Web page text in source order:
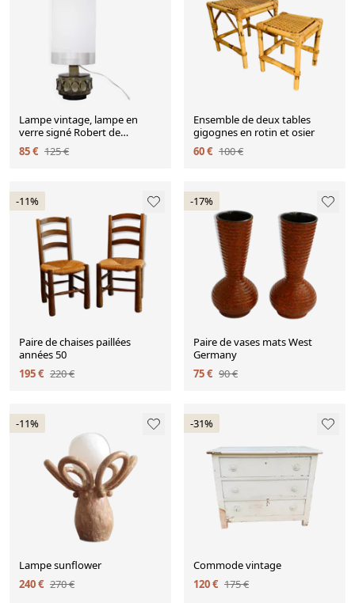
Lampe vintage, lampe en
verre signé Robert de
Schuytener, lampe de chevet,
lampe à poser
85 € 125 €
Ensemble de deux tables
gigognes en rotin et osier
60 € 100 €
-11%
Paire de chaises paillées
années 50
195 € 220 €
-17%
Paire de vases mats West
Germany
75 € 90 €
-11%
Lampe sunflower
240 € 270 €
-31%
Commode vintage
120 € 175 €